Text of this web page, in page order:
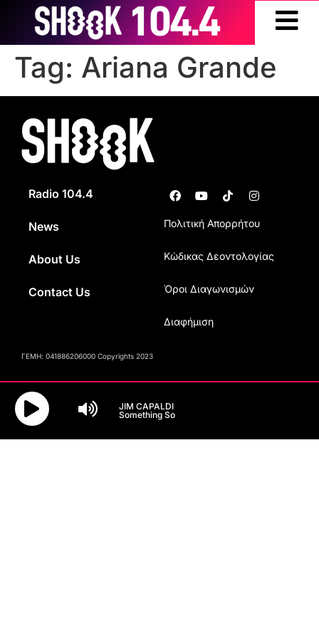
Tag: Ariana Grande
Radio 104.4
News
About Us
Contact Us
Πολιτική Απορρήτου
Κώδικας Δεοντολογίας
Όροι Διαγωνισμών
Διαφήμιση
ΓΕΜΗ: 041886206000 Copyrights 2023
JIM CAPALDI
Something So